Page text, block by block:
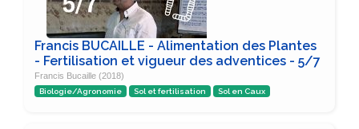
Francis BUCAILLE - Alimentation des Plantes
- Fertilisation et vigueur des adventices - 5/7
Francis Bucaille (2018)
Biologie/Agronomie Sol et fertilisation Sol en Caux